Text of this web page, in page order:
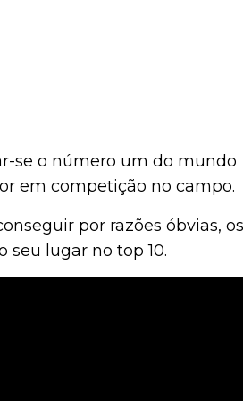
se o número um do mundo
em competição no campo.
por razões óbvias, os
seu lugar no top 10.